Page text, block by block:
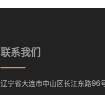
联系我们
辽宁省大连市中山区长江东路96